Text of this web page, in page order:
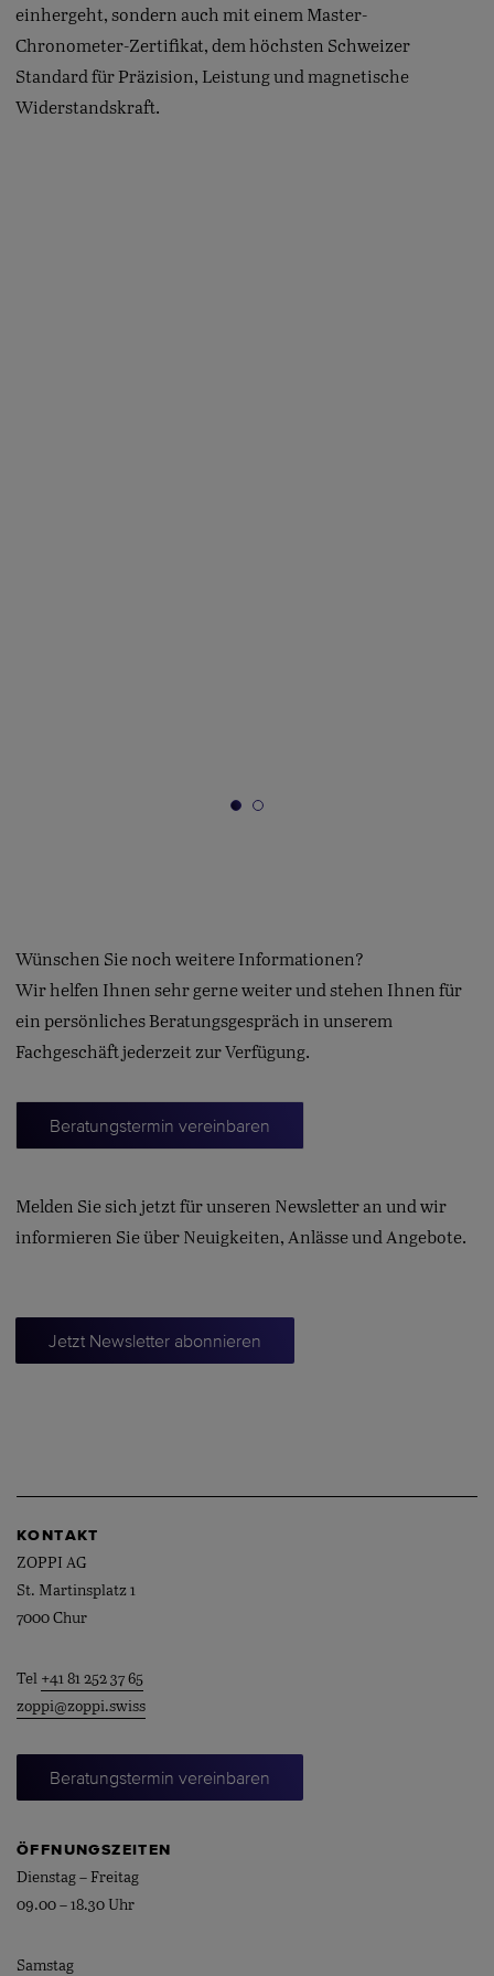
einhergeht, sondern auch mit einem Master-
Chronometer-Zertifikat, dem höchsten Schweizer
Standard für Präzision, Leistung und magnetische
Widerstandskraft.
Wünschen Sie noch weitere Informationen?
Wir helfen Ihnen sehr gerne weiter und stehen Ihnen für
ein persönliches Beratungsgespräch in unserem
Fachgeschäft jederzeit zur Verfügung.
Beratungstermin vereinbaren
Melden Sie sich jetzt für unseren Newsletter an und wir
informieren Sie über Neuigkeiten, Anlässe und Angebote.
Jetzt Newsletter abonnieren
KONTAKT
ZOPPI AG
St. Martinsplatz 1
7000 Chur
Tel +41 81 252 37 65
zoppi@zoppi.swiss
Beratungstermin vereinbaren
ÖFFNUNGSZEITEN
Dienstag – Freitag
09.00 – 18.30 Uhr
Samstag